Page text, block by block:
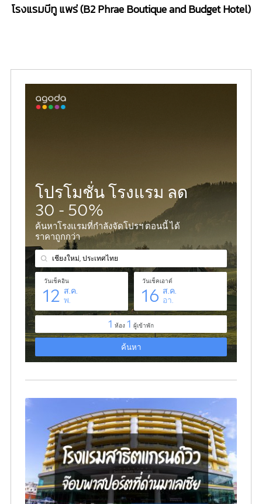
โรงแรมบีทู แพร่ (B2 Phrae Boutique and Budget Hotel)